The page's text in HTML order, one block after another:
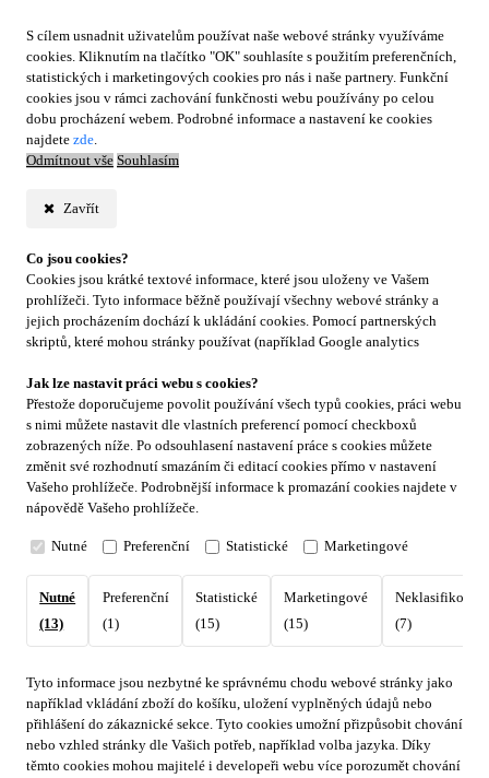
S cílem usnadnit uživatelům používat naše webové stránky využíváme
cookies. Kliknutím na tlačítko "OK" souhlasíte s použitím preferenčních,
statistických i marketingových cookies pro nás i naše partnery. Funkční
cookies jsou v rámci zachování funkčnosti webu používány po celou
dobu procházení webem. Podrobné informace a nastavení ke cookies
najdete zde.
Odmítnout vše Souhlasím
Zavřít
Co jsou cookies?
Cookies jsou krátké textové informace, které jsou uloženy ve Vašem
prohlížeči. Tyto informace běžně používají všechny webové stránky a
jejich procházením dochází k ukládání cookies. Pomocí partnerských
skriptů, které mohou stránky používat (například Google analytics
Jak lze nastavit práci webu s cookies?
Přestože doporučujeme povolit používání všech typů cookies, práci webu
s nimi můžete nastavit dle vlastních preferencí pomocí checkboxů
zobrazených níže. Po odsouhlasení nastavení práce s cookies můžete
změnit své rozhodnutí smazáním či editací cookies přímo v nastavení
Vašeho prohlížeče. Podrobnější informace k promazání cookies najdete v
nápovědě Vašeho prohlížeče.
Nutné Preferenční Statistické Marketingové
Nutné
(13)
Preferenční
(1)
Statistické
(15)
Marketingové
(15)
(7)
Tyto informace jsou nezbytné ke správnému chodu webové stránky jako
například vkládání zboží do košíku, uložení vyplněných údajů nebo
přihlášení do zákaznické sekce. Tyto cookies umožní přizpůsobit chování
nebo vzhled stránky dle Vašich potřeb, například volba jazyka. Díky
těmto cookies mohou majitelé i developeři webu více porozumět chování